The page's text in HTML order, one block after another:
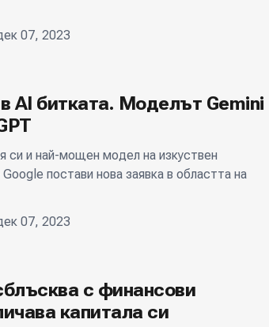
07, 2023
AI битката. Моделът Gemini
си и най-мощен модел на изкуствен
постави нова заявка в областта на
07, 2023
с финансови
капитала си